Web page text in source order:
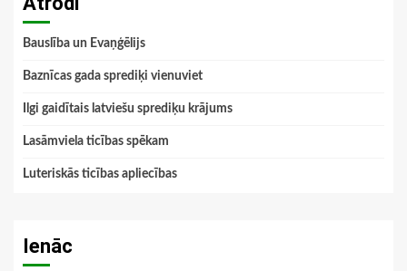
Bauslība un Evaņģēlijs
Baznīcas gada sprediķi vienuviet
Ilgi gaidītais latviešu sprediķu krājums
Lasāmviela ticības spēkam
Luteriskās ticības apliecības
Ienāc